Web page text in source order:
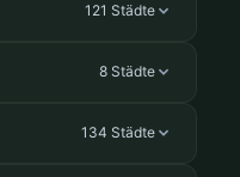
121 Städte
8 Städte
134 Städte